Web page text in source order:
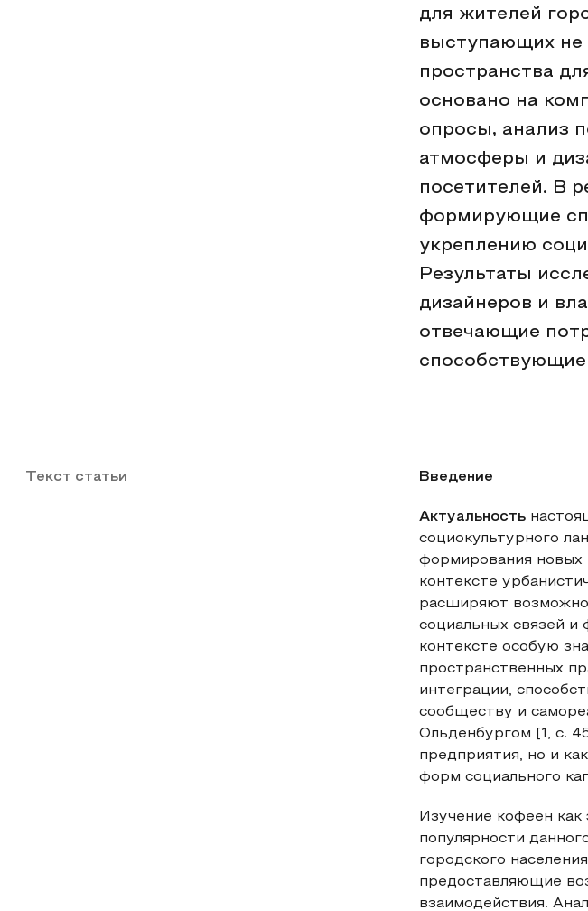
для жителей
выступающих не
пространства
основано на
опросы, анализ
атмосферы и
посетителей. В
формирующие
укреплению
Результаты
дизайнеров и
отвечающие
Текст статьи Введение
Актуальность
социокультурного
формирования новых
контексте
расширяют
социальных связей
контексте особую
пространственных
интеграции,
сообществу и
Ольденбургом [1, с.
предприятия, но и
форм социального
Изучение кофеен
популярности
городского
предоставляющие
взаимодействия.